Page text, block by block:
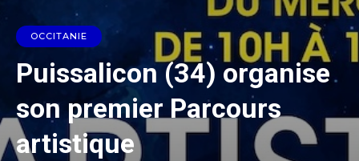
OCCITANIE
Puissalicon (34) organise
son premier Parcours
artistique